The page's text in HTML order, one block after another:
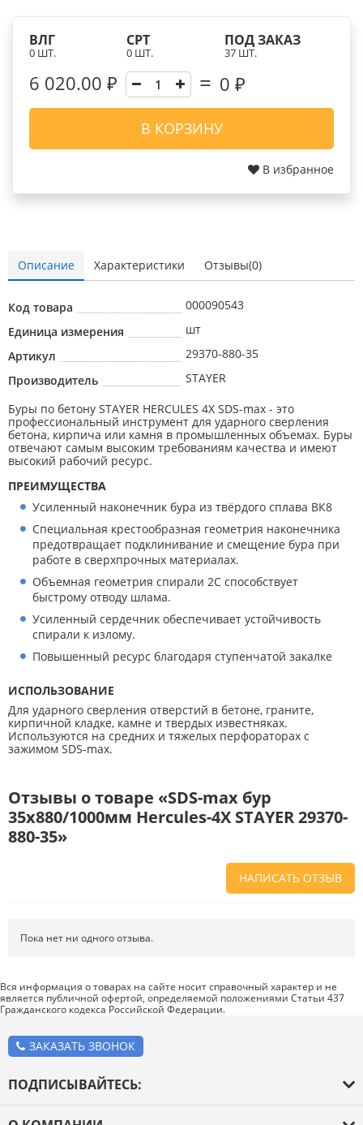
ВЛГ
0 ШТ.
СРТ
0 ШТ.
ПОД ЗАКАЗ
37 ШТ.
6 020.00 ₽ 0 ₽
В КОРЗИНУ
В избранное
Описание Характеристики Отзывы(0)
Код товара
000090543
Единица измерения
шт
Артикул
29370-880-35
Производитель
STAYER
Буры по бетону STAYER HERCULES 4Х SDS-max - это
профессиональный инструмент для ударного сверления
бетона, кирпича или камня в промышленных объемах. Буры
отвечают самым высоким требованиям качества и имеют
высокий рабочий ресурс.
ПРЕИМУЩЕСТВА
Усиленный наконечник бура из твёрдого сплава ВК8
Специальная крестообразная геометрия наконечника
предотвращает подклинивание и смещение бура при
работе в сверхпрочных материалах.
Объемная геометрия спирали 2С способствует
быстрому отводу шлама.
Усиленный сердечник обеспечивает устойчивость
спирали к излому.
Повышенный ресурс благодаря ступенчатой закалке
ИСПОЛЬЗОВАНИЕ
Для ударного сверления отверстий в бетоне, граните,
кирпичной кладке, камне и твердых известняках.
Используются на средних и тяжелых перфораторах с
зажимом SDS-max.
Отзывы о товаре «SDS-max бур
35x880/1000мм Hercules-4Х STAYER 29370-
880-35»
НАПИСАТЬ ОТЗЫВ
не ошиблись в своем выборе.
Доставка. Как был упакован товар? Доставили ли его вам в
оговоренный срок?
Товар . Качественный? Какие его плюсы и минусы?
Пока нет ни одного отзыва.
Вся информация о товарах на сайте носит справочный характер и не
является публичной офертой, определяемой положениями Статьи 437
Гражданского кодекса Российской Федерации.
ЗАКАЗАТЬ ЗВОНОК
ПОДПИСЫВАЙТЕСЬ: